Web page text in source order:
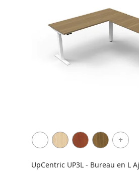
+
UpCentric UP3L - Bureau en L